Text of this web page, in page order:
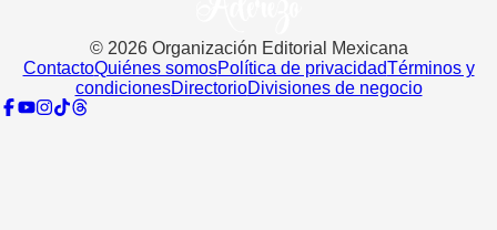
© 2026Organización Editorial Mexicana
ContactoQuiénes somosPolítica de privacidadTérminos y
condicionesDirectorioDivisiones de negocio